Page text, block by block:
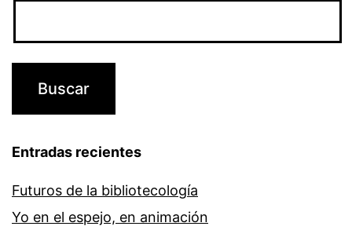
Entradas recientes
Futuros de la bibliotecología
Yo en el espejo, en animación